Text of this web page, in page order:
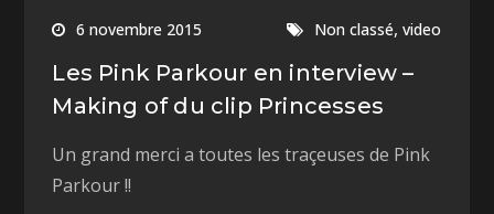
6 novembre 2015 Non classé,video
Les Pink Parkour en interview –
Making of du clip Princesses
Un grand merci a toutes les traçeuses de Pink
Parkour !!